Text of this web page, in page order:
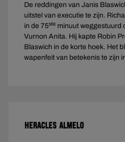
De reddingen van Janis
uitstel van executie te zijn.
in de 75ste minuut weggestuurd
Vurnon Anita. Hij kapte Robin
Blaswich in de korte hoek. Het
wapenfeit van betekenis te zijn
HERACLES ALMELO